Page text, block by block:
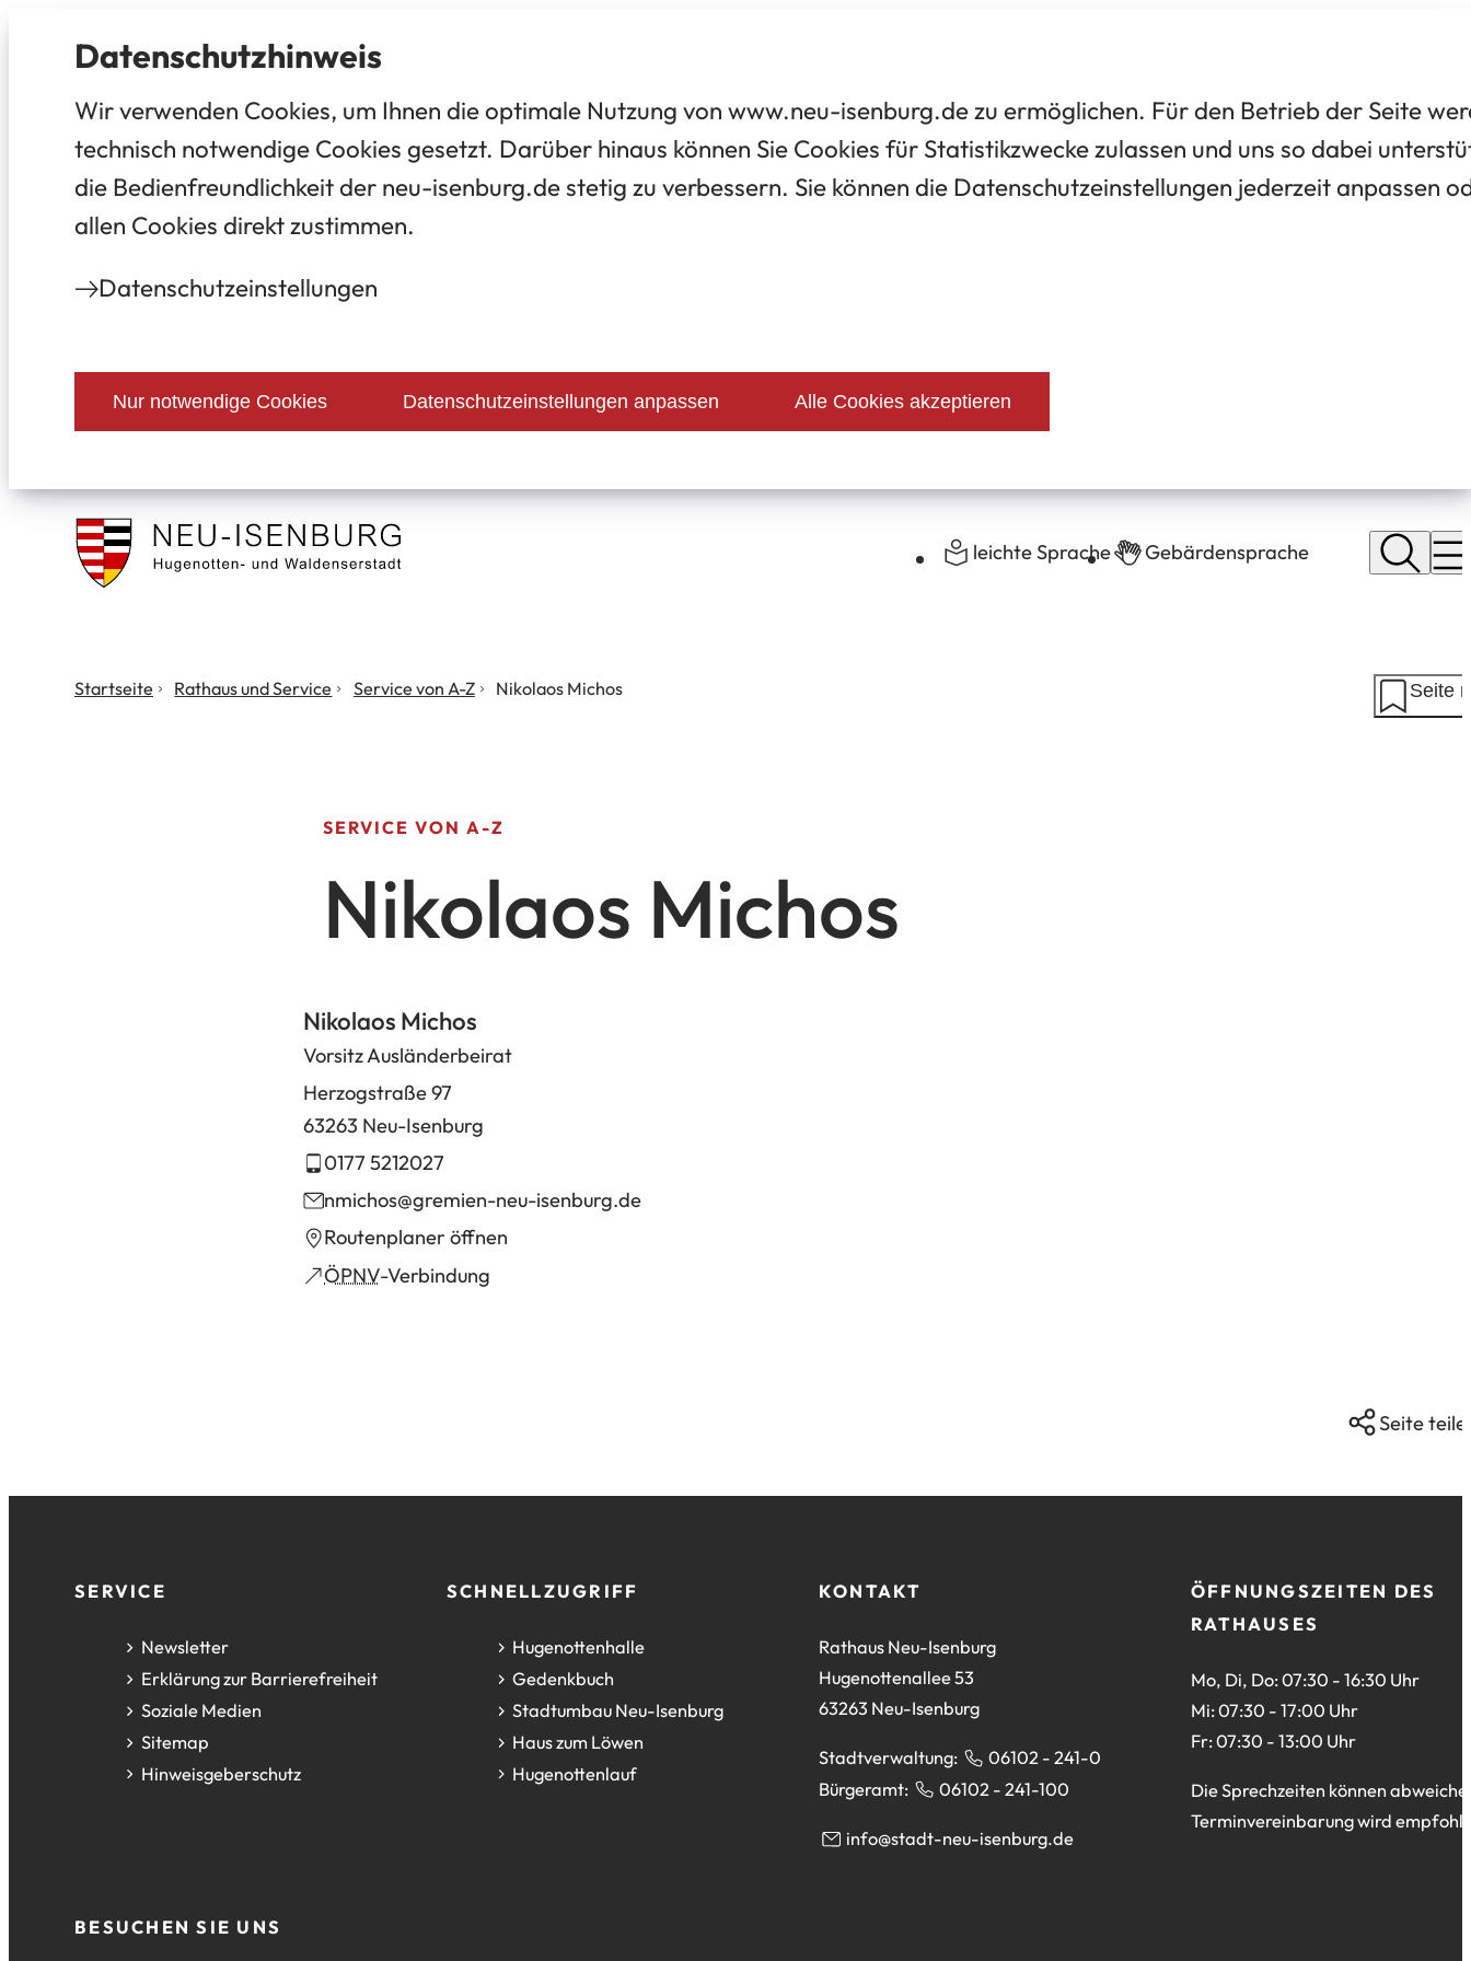
Datenschutz­hinweis
Wir verwenden Cookies, um Ihnen die optimale Nutzung von www.neu-isenburg.de zu ermöglichen. Für den Betrieb der Seite
technisch notwendige Cookies gesetzt. Darüber hinaus können Sie Cookies für Statistikzwecke zulassen und uns so dabei
die Bedienfreundlichkeit der neu-isenburg.de stetig zu verbessern. Sie können die Datenschutzeinstellungen jederzeit anpassen
allen Cookies direkt zustimmen.
Datenschutz­einstellungen
Nur notwendige Cookies Datenschutzeinstellungen anpassen Alle Cookies akzeptieren
Stadt
Isenburg
leichte Sprache Gebärdensprache
Startseite Rathaus und Service Service von A-Z Nikolaos Michos Seite
SERVICE VON A-Z
Nikolaos Michos
Nikolaos Michos
Vorsitz Ausländerbeirat
Herzogstraße 97
63263 Neu-Isenburg
0177 5212027
nmichos
gremien-neu-isenburg de
Routenplaner öffnen
(Öffnet
in ÖPNV-Verbindung
(Öffnet
Seite
FußzeileSERVICE
Newsletter
Erklärung zur Barrierefreiheit
Soziale Medien
Sitemap
Hinweisgeberschutz
SCHNELLZUGRIFF
Hugenottenhalle
(Öffnet
in
einem
neuen
Tab)
Gedenkbuch
(Öffnet
in
einem
neuen
Stadtumbau Neu-Isenburg
(Öffnet
in
einem
Haus zum Löwen
(Öffnet
in Hugenottenlauf
(Öffnet
KONTAKT
Rathaus Neu-Isenburg
Hugenottenallee 53
63263 Neu-Isenburg
Stadtverwaltung:
06102 - 241-0
Bürgeramt:
06102 - 241-100
info stadt-neu-isenburg de
ÖFFNUNGSZEITEN DES
RATHAUSES
Mo, Di, Do: 07:30 - 16:30 Uhr
Mi: 07:30 - 17:00 Uhr
Fr: 07:30 - 13:00 Uhr
Die Sprechzeiten können
Terminvereinbarung wird
BESUCHEN SIE UNS